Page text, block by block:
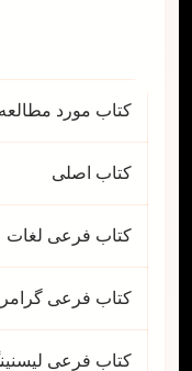
کتاب مورد مطالعه
کتاب اصلی
کتاب فرعی لغات
کتاب فرعی گرامر
کتاب فرعی